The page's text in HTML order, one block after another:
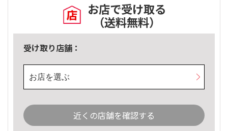
お店で受け取る
（送料無料）
受け取り店舗：
お店を選ぶ
近くの店舗を確認する